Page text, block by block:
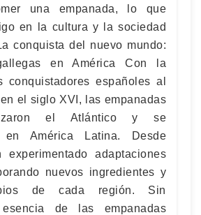
una empanada, lo que
en la cultura y la sociedad
conquista del nuevo mundo:
en América Con la
conquistadores españoles al
el siglo XVI, las empanadas
el Atlántico y se
en América Latina. Desde
experimentado adaptaciones
nuevos ingredientes y
de cada región. Sin
de las empanadas